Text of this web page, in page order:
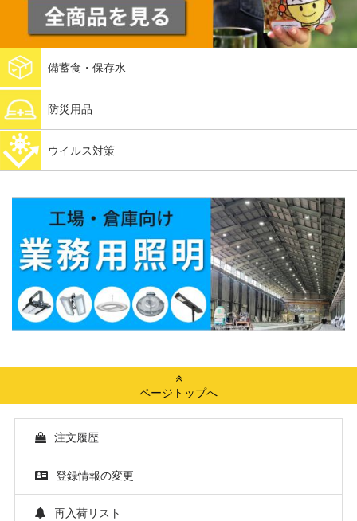
備蓄食・保存水
防災用品
ウイルス対策
ページトップへ
注文履歴
登録情報の変更
再入荷リスト